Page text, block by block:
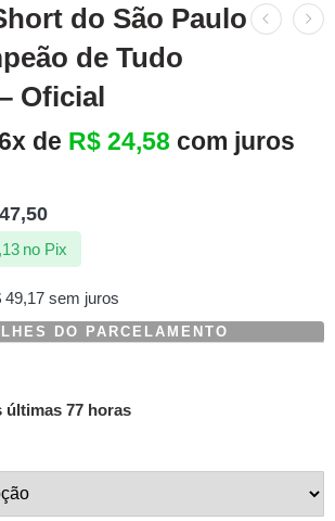
do São Paulo
de Tudo
Oficial
de R$ 24,58 com juros
49,17sem juros
no Pix
DO PARCELAMENTO
últimas 77 horas